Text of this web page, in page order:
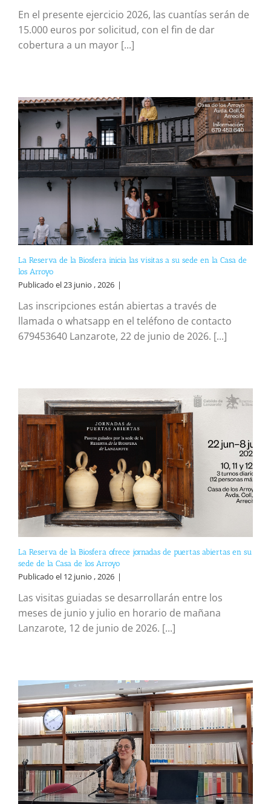
En el presente ejercicio 2026, las cuantías serán de
15.000 euros por solicitud, con el fin de dar
cobertura a un mayor [...]
La Reserva de la Biosfera inicia las visitas a su sede en la Casa de
los Arroyo
Publicado el 23 junio , 2026 |
Las inscripciones están abiertas a través de
llamada o whatsapp en el teléfono de contacto
679453640 Lanzarote, 22 de junio de 2026. [...]
La Reserva de la Biosfera ofrece jornadas de puertas abiertas en su
sede de la Casa de los Arroyo
Publicado el 12 junio , 2026 |
Las visitas guiadas se desarrollarán entre los
meses de junio y julio en horario de mañana
Lanzarote, 12 de junio de 2026. [...]